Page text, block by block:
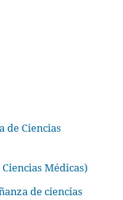
de Ciencias
Médicas)
de ciencias